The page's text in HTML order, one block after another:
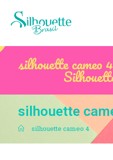
silhouette
silhouette
. silhouette cameo 4